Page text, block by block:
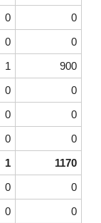
0
0
0
0
1
900
0
0
0
0
0
0
1
1170
0
0
0
0